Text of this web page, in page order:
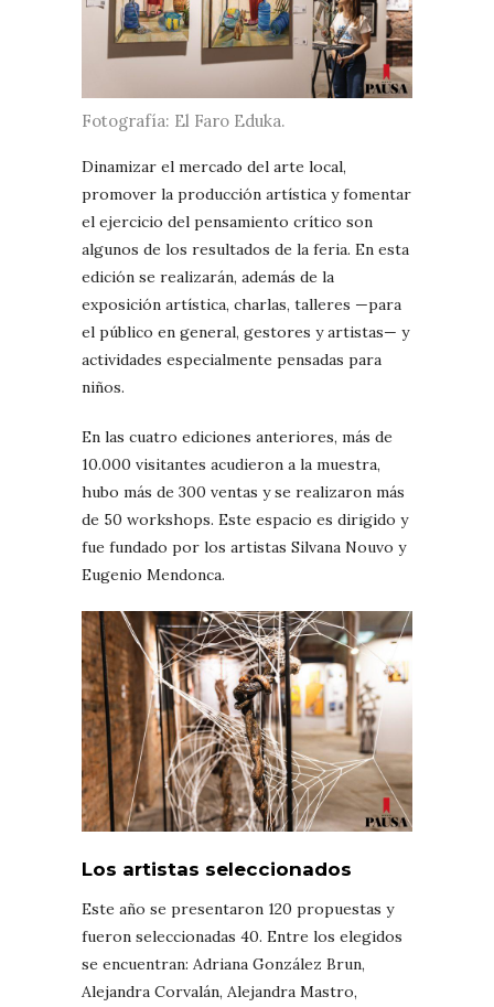
Fotografía: El Faro Eduka.
Dinamizar el mercado del arte local,
promover la producción artística y fomentar
el ejercicio del pensamiento crítico son
algunos de los resultados de la feria. En esta
edición se realizarán, además de la
exposición artística, charlas, talleres —para
el público en general, gestores y artistas— y
actividades especialmente pensadas para
niños.
En las cuatro ediciones anteriores, más de
10.000 visitantes acudieron a la muestra,
hubo más de 300 ventas y se realizaron más
de 50 workshops. Este espacio es dirigido y
fue fundado por los artistas Silvana Nouvo y
Eugenio Mendonca.
Los artistas seleccionados
Este año se presentaron 120 propuestas y
fueron seleccionadas 40. Entre los elegidos
se encuentran: Adriana González Brun,
Alejandra Corvalán, Alejandra Mastro,